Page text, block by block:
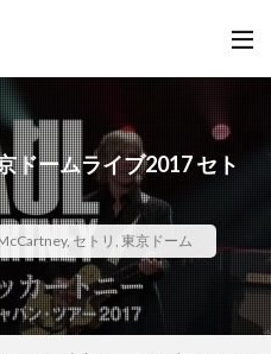
ドームライブ2017 セト
, セトリ , 東京ドーム